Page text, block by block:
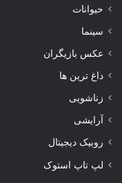
خ
و
ر
ا
ا
ر
ک
ن
حیوانات
سینما
عکس بازیگران
داغ ترین ها
زناشویی
آرایشی
روبیک دیجیتال
لپ تاپ استوک